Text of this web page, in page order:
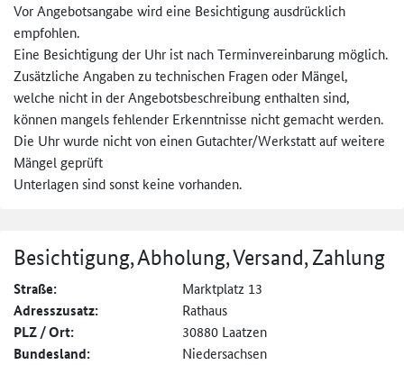
Vor Angebotsangabe wird eine Besichtigung ausdrücklich
empfohlen.
Eine Besichtigung der Uhr ist nach Terminvereinbarung möglich.
Zusätzliche Angaben zu technischen Fragen oder Mängel,
welche nicht in der Angebotsbeschreibung enthalten sind,
können mangels fehlender Erkenntnisse nicht gemacht werden.
Die Uhr wurde nicht von einen Gutachter/Werkstatt auf weitere
Mängel geprüft
Unterlagen sind sonst keine vorhanden.
Besichtigung, Abholung, Versand, Zahlung
Straße: Marktplatz 13
Adresszusatz: Rathaus
PLZ / Ort: 30880 Laatzen
Bundesland: Niedersachsen